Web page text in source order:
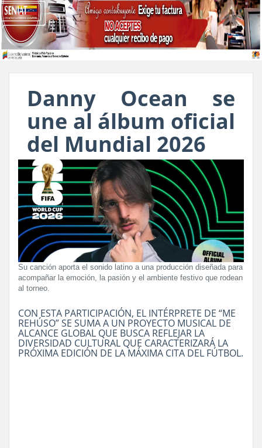
Danny Ocean se
une al álbum oficial
del Mundial 2026
Su canción aporta el sonido latino a una producción diseñada para
acompañar la emoción, la pasión y el ambiente festivo que rodean
al torneo.
CON ESTA PARTICIPACIÓN, EL INTÉRPRETE DE “ME
REHÚSO” SE SUMA A UN PROYECTO MUSICAL DE
ALCANCE GLOBAL QUE BUSCA REFLEJAR LA
DIVERSIDAD CULTURAL QUE CARACTERIZARÁ LA
PRÓXIMA EDICIÓN DE LA MÁXIMA CITA DEL FÚTBOL.